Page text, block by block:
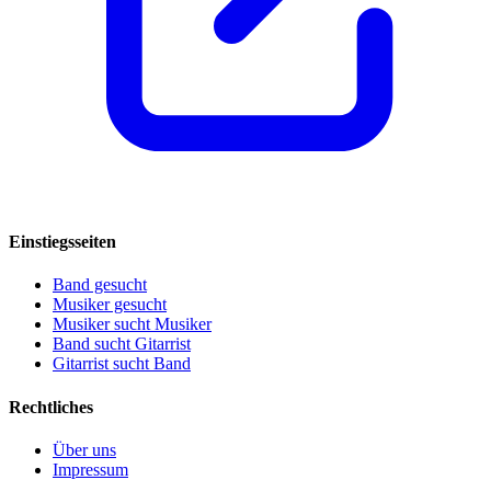
Einstiegsseiten
Band gesucht
Musiker gesucht
Musiker sucht Musiker
Band sucht Gitarrist
Gitarrist sucht Band
Rechtliches
Über uns
Impressum